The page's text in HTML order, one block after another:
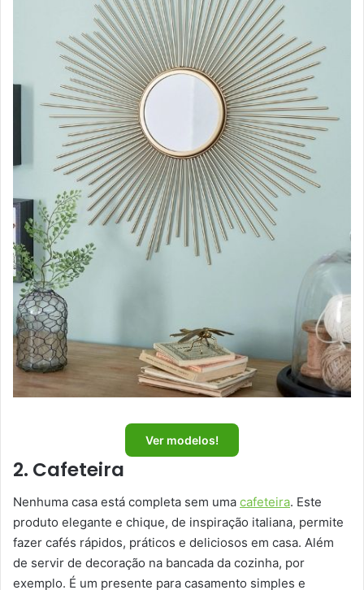
Ver modelos!
2. Cafeteira
Nenhuma casa está completa sem uma cafeteira. Este
produto elegante e chique, de inspiração italiana, permite
fazer cafés rápidos, práticos e deliciosos em casa. Além
de servir de decoração na bancada da cozinha, por
exemplo. É um presente para casamento simples e